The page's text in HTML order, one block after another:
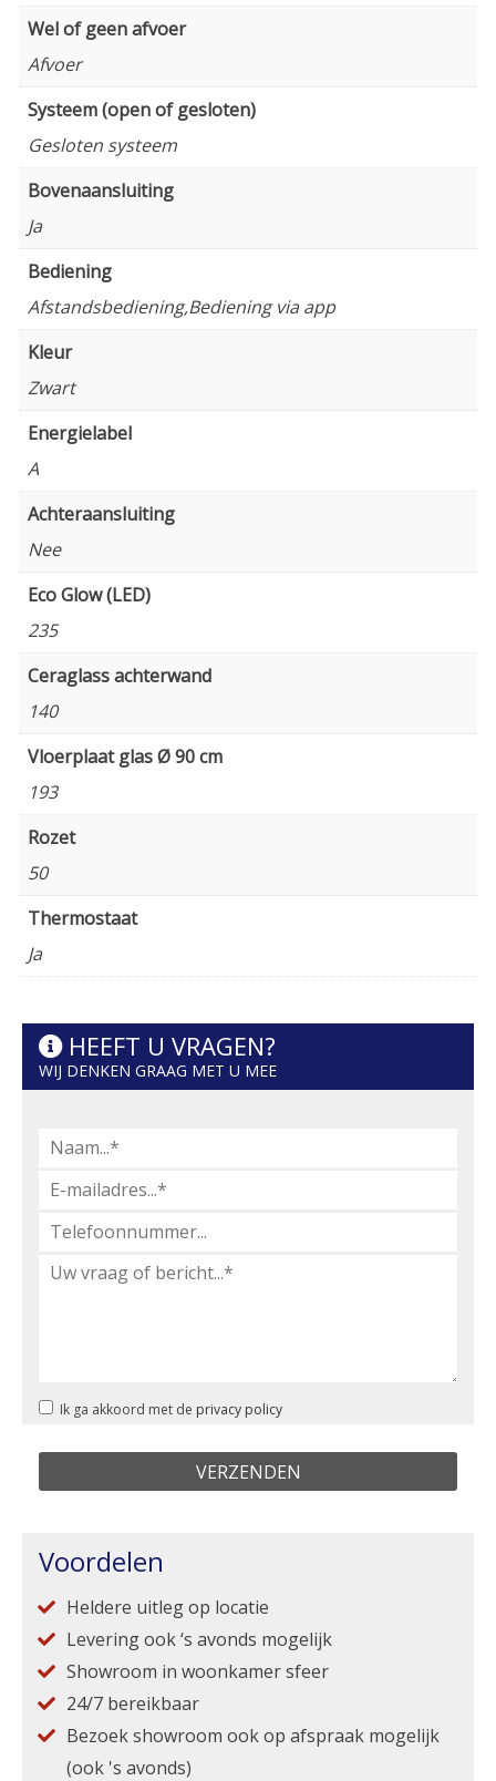
Wel of geen afvoer
Afvoer
Systeem (open of gesloten)
Gesloten systeem
Bovenaansluiting
Ja
Bediening
Afstandsbediening,Bediening via app
Kleur
Zwart
Energielabel
A
Achteraansluiting
Nee
Eco Glow (LED)
235
Ceraglass achterwand
140
Vloerplaat glas Ø 90 cm
193
Rozet
50
Thermostaat
Ja
HEEFT U VRAGEN?
WIJ DENKEN GRAAG MET U MEE
Ik ga akkoord met de privacy policy
Voordelen
Heldere uitleg op locatie
Levering ook ‘s avonds mogelijk
Showroom in woonkamer sfeer
24/7 bereikbaar
Bezoek showroom ook op afspraak mogelijk
(ook 's avonds)